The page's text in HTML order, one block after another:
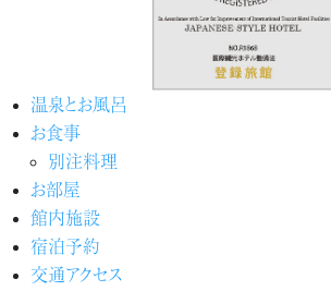
温泉とお風呂
お食事
別注料理
お部屋
館内施設
宿泊予約
交通アクセス